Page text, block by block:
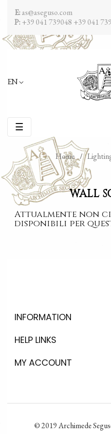
E:as@aseguso.com
P:+39 041 739048 +39 041
EN
Toggle
navigation
☰
Home
WALL
Attualmente non
disponibili per
INFORMATION
HELP LINKS
MY ACCOUNT
© 2019 Archimede